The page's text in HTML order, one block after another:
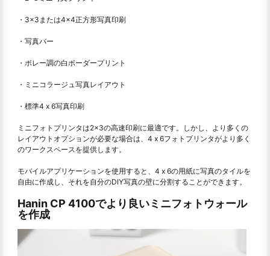
・3×3または4×4正方形写真印刷
・写真バー
・ボレー調の白ボーダープリント
・ミニコラージュ写真レイアウト
・標準4 x 6写真印刷
ミニフォトプリンタは2×3の高速印刷に最適です。しかし、より多くの
レイアウトオプションが必要な場合は、4 x 6フォトプリンタがより多く
のワークスペースを提供します。
モバイルアプリケーションを使用すると、4 x 6の用紙に写真のタイルを
自由に作成し、それを自分のDIY写真の壁に分割することができます。
Hanin CP 4100でより良いミニフォトウォール
を作成